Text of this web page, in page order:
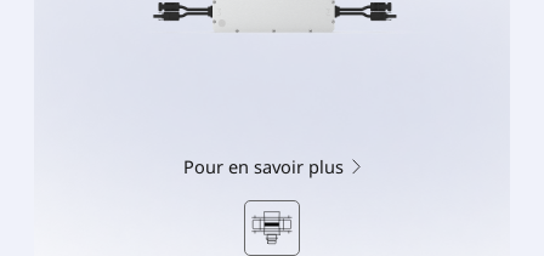
Pour en savoir plus